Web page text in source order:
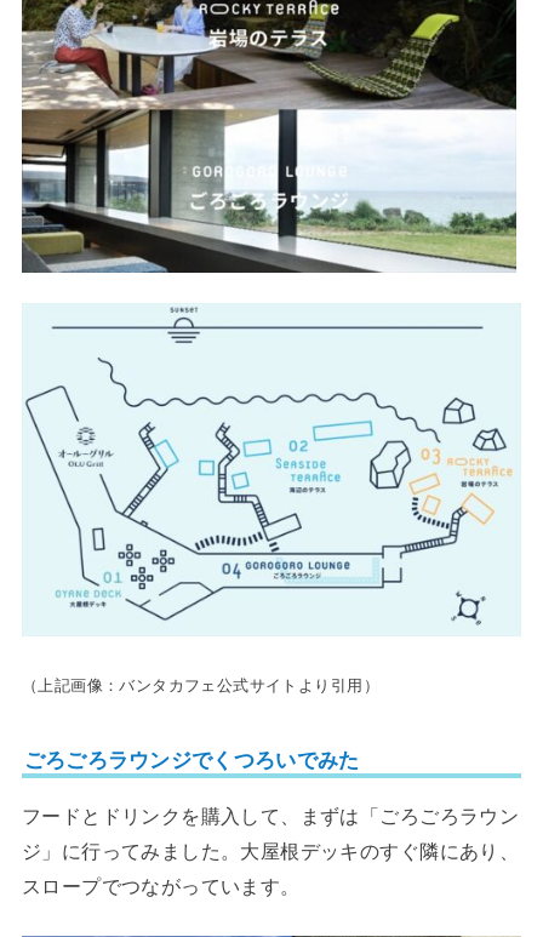
（上記画像：バンタカフェ公式サイトより引用）
ごろごろラウンジでくつろいでみた
フードとドリンクを購入して、まずは「ごろごろラウン
ジ」に行ってみました。大屋根デッキのすぐ隣にあり、
スロープでつながっています。